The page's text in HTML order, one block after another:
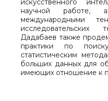
искусственного
научной
международными
исследовательских
Дадабаев также
практики по
статистическим
больших данных для
имеющих отношение к